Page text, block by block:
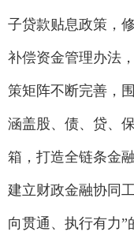
子贷款贴息政策，
补偿资金管理办法
策矩阵不断完善，
涵盖股、债、贷、
箱，打造全链条金
建立财政金融协同
向贯通、执行有力”